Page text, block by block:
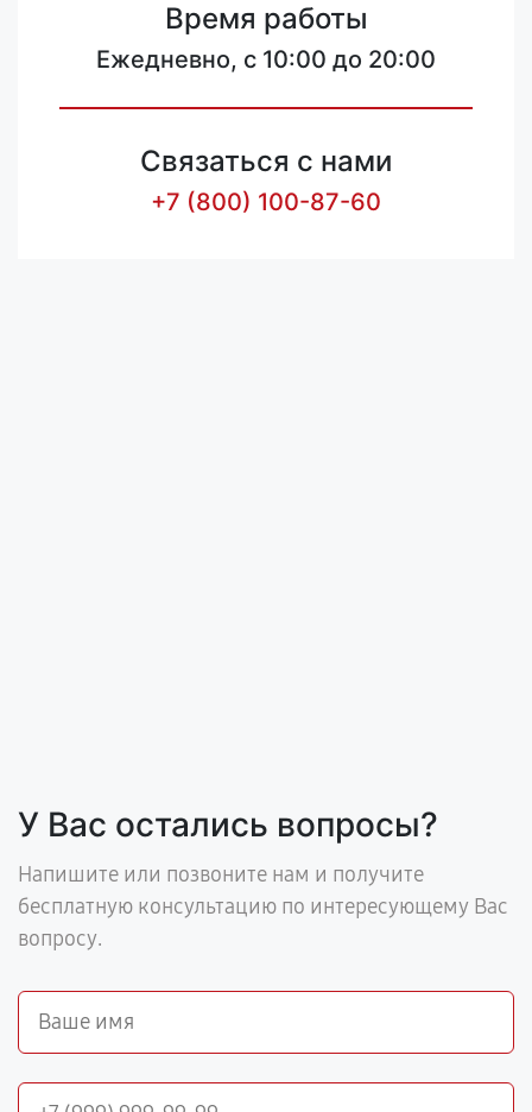
Время работы
Ежедневно, с 10:00 до 20:00
Связаться с нами
+7 (800) 100-87-60
У Вас остались вопросы?
Напишите или позвоните нам и получите
бесплатную консультацию по интересующему Вас
вопросу.